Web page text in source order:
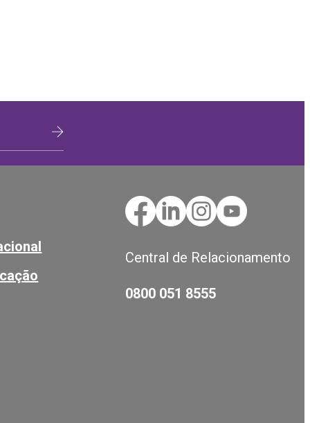
Central de Relacionamento
0800 051 8555